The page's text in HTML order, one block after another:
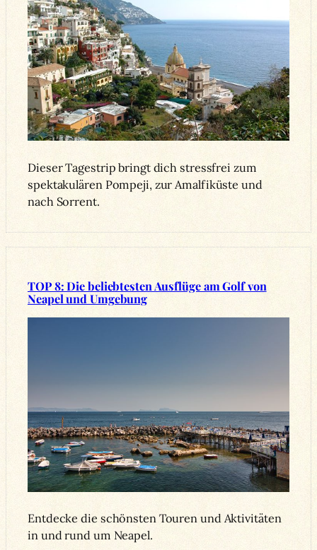
Dieser Tagestrip bringt dich stressfrei zum
spektakulären Pompeji, zur Amalfiküste und
nach Sorrent.
TOP 8: Die beliebtesten Ausflüge am Golf von
Neapel und Umgebung
Entdecke die schönsten Touren und Aktivitäten
in und rund um Neapel.